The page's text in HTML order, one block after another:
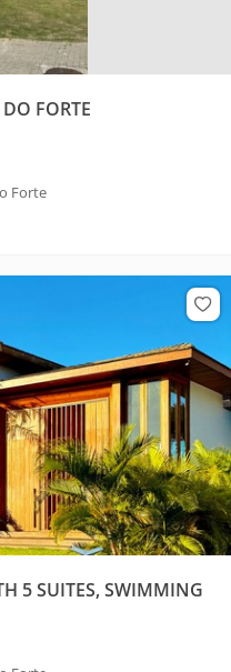
FORTE
Forte
5 SUITES, SWIMMING